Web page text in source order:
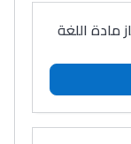
مادة اللغة